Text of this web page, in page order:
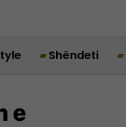
Shëndeti
e